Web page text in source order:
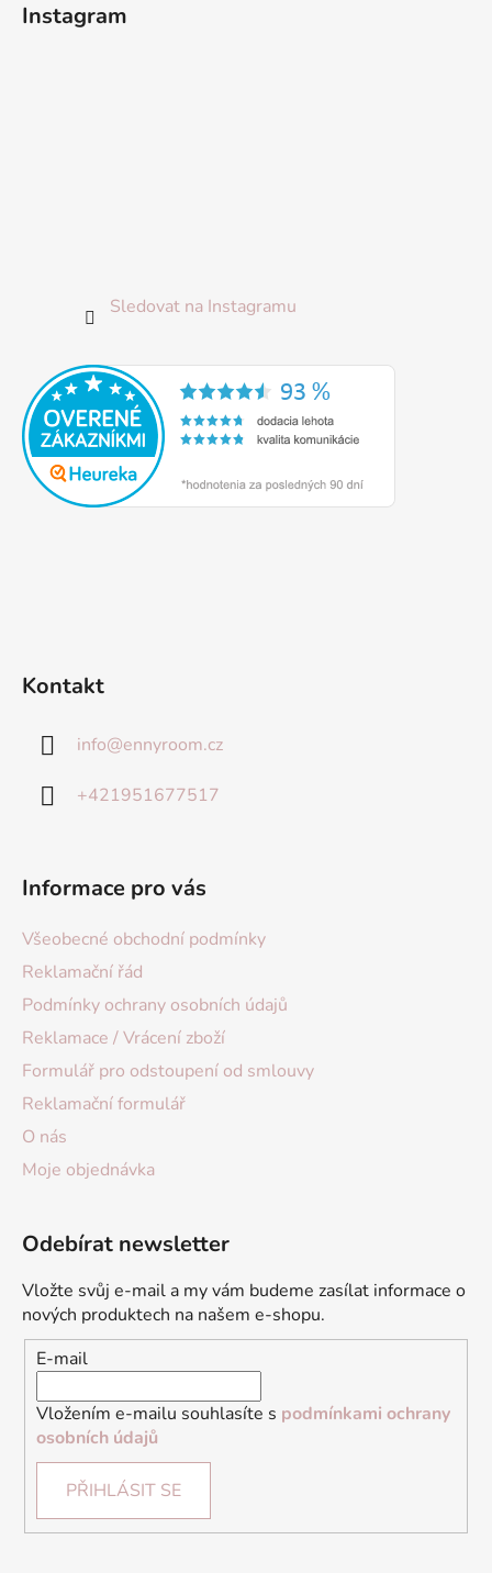
Instagram
Sledovat na Instagramu
Kontakt
info@ennyroom.cz
+421951677517
Informace pro vás
Všeobecné obchodní podmínky
Reklamační řád
Podmínky ochrany osobních údajů
Reklamace / Vrácení zboží
Formulář pro odstoupení od smlouvy
Reklamační formulář
O nás
Moje objednávka
Odebírat newsletter
Vložte svůj e-mail a my vám budeme zasílat informace o
nových produktech na našem e-shopu.
E-mail
Vložením e-mailu souhlasíte s podmínkami ochrany
osobních údajů
PŘIHLÁSIT SE